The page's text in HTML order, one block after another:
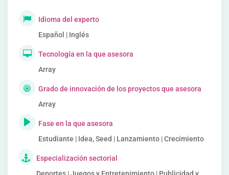
Idioma del experto
Español | Inglés
Tecnología en la que asesora
Array
Grado de innovación de los proyectos que asesora
Array
Fase en la que asesora
Estudiante | Idea, Seed | Lanzamiento | Crecimiento
Especialización sectorial